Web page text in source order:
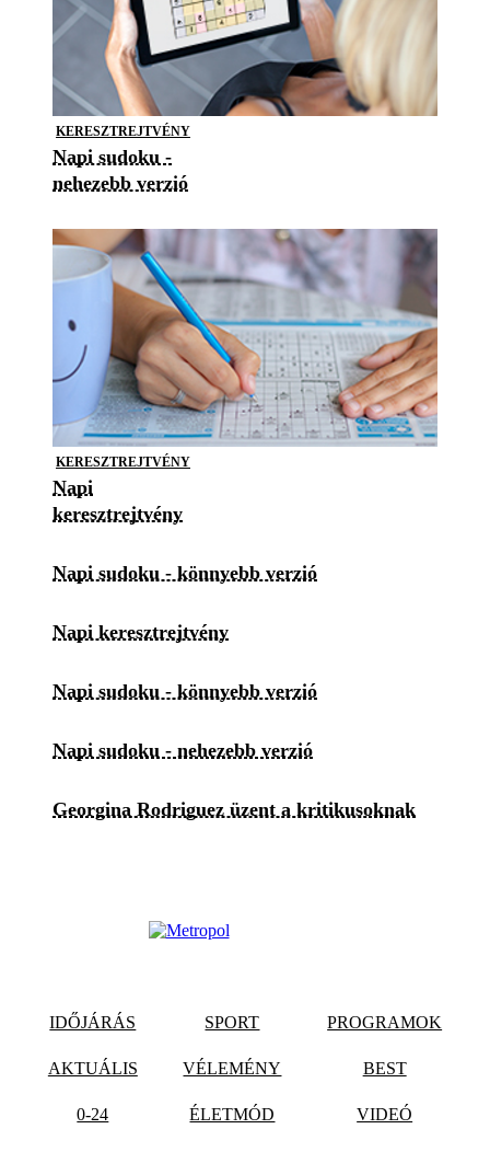
KERESZTREJTVÉNY
Napi sudoku -
nehezebb verzió
KERESZTREJTVÉNY
Napi
keresztrejtvény
Napi sudoku - könnyebb verzió
Napi keresztrejtvény
Napi sudoku - könnyebb verzió
Napi sudoku - nehezebb verzió
Georgina Rodriguez üzent a kritikusoknak
IDŐJÁRÁS SPORT PROGRAMOK
AKTUÁLIS VÉLEMÉNY BEST
0-24 ÉLETMÓD VIDEÓ